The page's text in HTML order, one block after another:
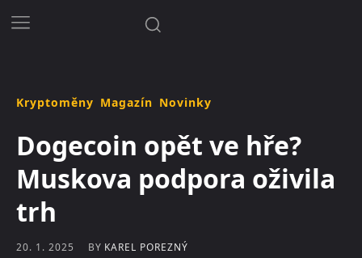
Kryptoměny Magazín Novinky
Dogecoin opět ve hře?
Muskova podpora oživila
trh
20. 1. 2025 BY KAREL POREZNÝ